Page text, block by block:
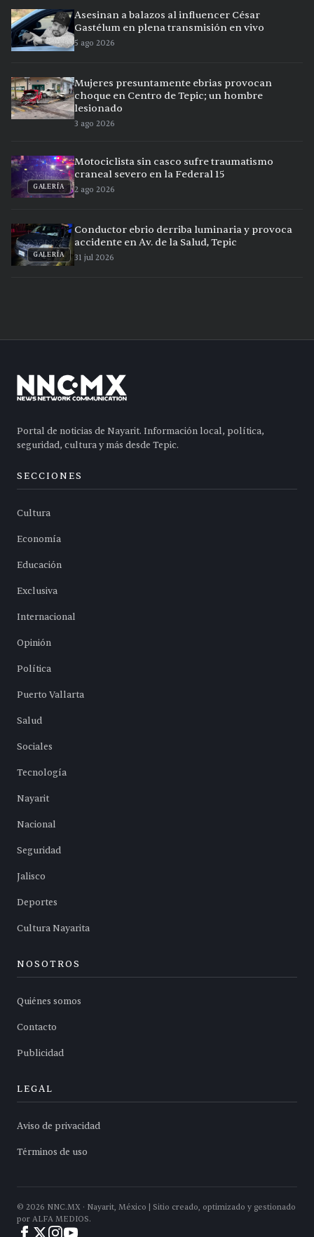
Asesinan a balazos al influencer César
Gastélum en plena transmisión en vivo
5 ago 2026
Mujeres presuntamente ebrias provocan
choque en Centro de Tepic; un hombre
lesionado
3 ago 2026
GALERÍA
Motociclista sin casco sufre traumatismo
craneal severo en la Federal 15
2 ago 2026
GALERÍA
Conductor ebrio derriba luminaria y provoca
accidente en Av. de la Salud, Tepic
31 jul 2026
Portal de noticias de Nayarit. Información local, política,
seguridad, cultura y más desde Tepic.
SECCIONES
Cultura
Economía
Educación
Exclusiva
Internacional
Opinión
Política
Puerto Vallarta
Salud
Sociales
Tecnología
Nayarit
Nacional
Seguridad
Jalisco
Deportes
Cultura Nayarita
NOSOTROS
Quiénes somos
Contacto
Publicidad
LEGAL
Aviso de privacidad
Términos de uso
© 2026 NNC.MX · Nayarit, México | Sitio creado, optimizado y gestionado
por ALFA MEDIOS.